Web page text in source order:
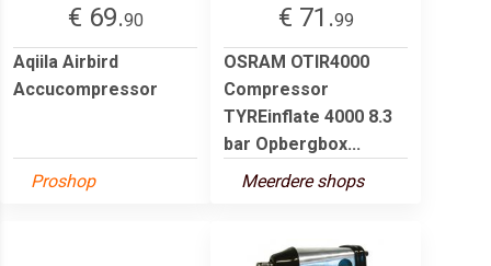
€ 69.90
Aqiila Airbird
Accucompressor
Proshop
€ 71.99
OSRAM OTIR4000
Compressor
TYREinflate 4000 8.3
bar Opbergbox...
Meerdere shops